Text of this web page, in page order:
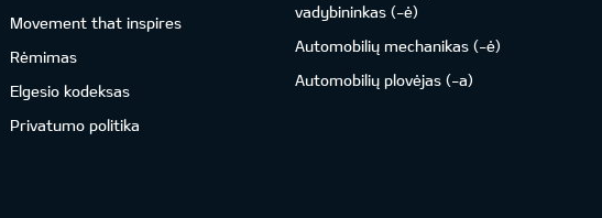
Movement that inspires
Rėmimas
Elgesio kodeksas
Privatumo politika
vadybininkas (-ė)
Automobilių mechanikas (-ė)
Automobilių plovėjas (-a)